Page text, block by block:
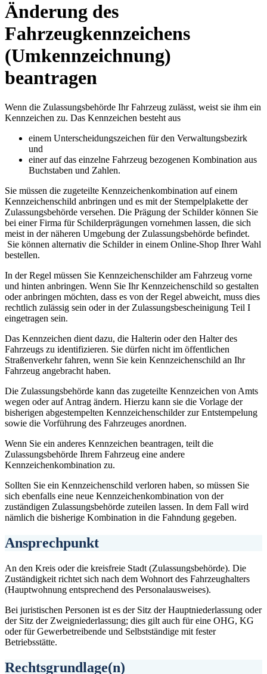
Änderung des
Fahrzeugkennzeichens
(Umkennzeichnung)
beantragen
Wenn die Zulassungsbehörde Ihr Fahrzeug zulässt, weist sie ihm ein
Kennzeichen zu. Das Kennzeichen besteht aus
einem Unterscheidungszeichen für den Verwaltungsbezirk
und
einer auf das einzelne Fahrzeug bezogenen Kombination aus
Buchstaben und Zahlen.
Sie müssen die zugeteilte Kennzeichenkombination auf einem
Kennzeichenschild anbringen und es mit der Stempelplakette der
Zulassungsbehörde versehen. Die Prägung der Schilder können Sie
bei einer Firma für Schilderprägungen vornehmen lassen, die sich
meist in der näheren Umgebung der Zulassungsbehörde befindet.
Sie können alternativ die Schilder in einem Online-Shop Ihrer Wahl
bestellen.
In der Regel müssen Sie Kennzeichenschilder am Fahrzeug vorne
und hinten anbringen. Wenn Sie Ihr Kennzeichenschild so gestalten
oder anbringen möchten, dass es von der Regel abweicht, muss dies
rechtlich zulässig sein oder in der Zulassungsbescheinigung Teil I
eingetragen sein.
Das Kennzeichen dient dazu, die Halterin oder den Halter des
Fahrzeugs zu identifizieren. Sie dürfen nicht im öffentlichen
Straßenverkehr fahren, wenn Sie kein Kennzeichenschild an Ihr
Fahrzeug angebracht haben.
Die Zulassungsbehörde kann das zugeteilte Kennzeichen von Amts
wegen oder auf Antrag ändern. Hierzu kann sie die Vorlage der
bisherigen abgestempelten Kennzeichenschilder zur Entstempelung
sowie die Vorführung des Fahrzeuges anordnen.
Wenn Sie ein anderes Kennzeichen beantragen, teilt die
Zulassungsbehörde Ihrem Fahrzeug eine andere
Kennzeichenkombination zu.
Sollten Sie ein Kennzeichenschild verloren haben, so müssen Sie
sich ebenfalls eine neue Kennzeichenkombination von der
zuständigen Zulassungsbehörde zuteilen lassen. In dem Fall wird
nämlich die bisherige Kombination in die Fahndung gegeben.
Ansprechpunkt
An den Kreis oder die kreisfreie Stadt (Zulassungsbehörde). Die
Zuständigkeit richtet sich nach dem Wohnort des Fahrzeughalters
(Hauptwohnung entsprechend des Personalausweises).
Bei juristischen Personen ist es der Sitz der Hauptniederlassung oder
der Sitz der Zweigniederlassung; dies gilt auch für eine OHG, KG
oder für Gewerbetreibende und Selbstständige mit fester
Betriebsstätte.
Rechtsgrundlage(n)